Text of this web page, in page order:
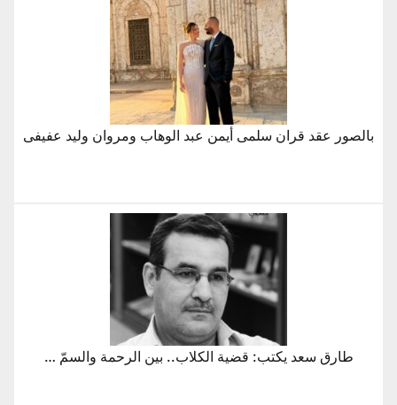
بالصور عقد قران سلمى أيمن عبد الوهاب ومروان وليد عفيفى
طارق سعد يكتب: قضية الكلاب.. بين الرحمة والسمّ …